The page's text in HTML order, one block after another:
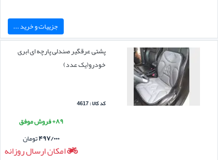
جزییات و خرید ...
پشتی عرقگیر صندلی پارچه ای ابری
خودرو(یک عدد)
کد کالا : 4617
۸۹+ فروش موفق
۴۹۷/۰۰۰تومان
امکان ارسال روزانه